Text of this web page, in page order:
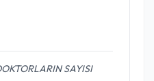
SAYISI